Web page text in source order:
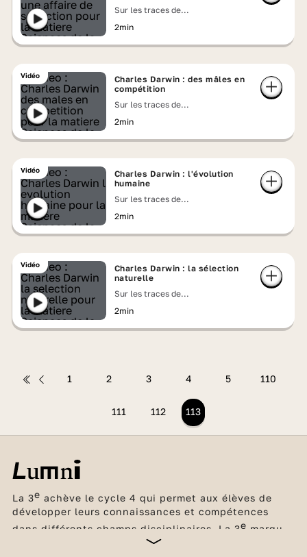
Sur les traces de...
2min
Vidéo
Charles Darwin : des mâles en
compétition
Sur les traces de...
2min
Vidéo
Charles Darwin : l'évolution
humaine
Sur les traces de...
2min
Vidéo
Charles Darwin : la sélection
naturelle
Sur les traces de...
2min
1 2 3 4 5 110
111 112 113
La 3e achève le cycle 4 qui permet aux élèves de
développer leurs connaissances et compétences
dans différents champs disciplinaires. La 3e marque
un tournant, car elle clôt le collège et prépare le